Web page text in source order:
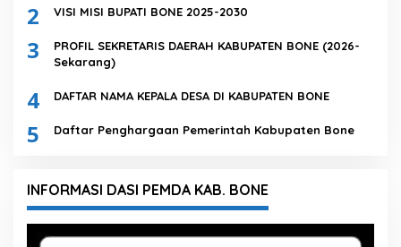
2 VISI MISI BUPATI BONE 2025-2030
3
PROFIL SEKRETARIS DAERAH KABUPATEN BONE (2026-
Sekarang)
4 DAFTAR NAMA KEPALA DESA DI KABUPATEN BONE
5 Daftar Penghargaan Pemerintah Kabupaten Bone
INFORMASI DASI PEMDA KAB. BONE